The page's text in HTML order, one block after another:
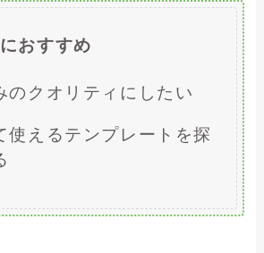
おすすめ
のクオリティにしたい
使えるテンプレートを探